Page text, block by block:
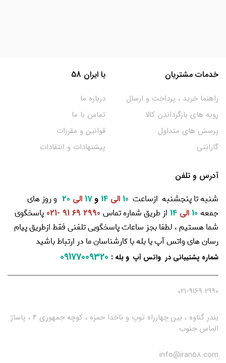
خدمات مشتریان
راهنما خرید ، پرداخت و ارسال
رویه های بازگرداندن کالا
پرسش های متداول
گارانتی
با ایران 58
درباره ما
تماس با ما
قوانین و مقررات
پیشنهادات و انتقادات
آدرس و تلفن
شنبه تا پنجشنبه ازساعت 10 الی و17 الی
و روز های
جمعه
الی از طریق شماره تماس 2990 69 91 -021
پاسخگوی
شما هستیم ، لطفا بجز ساعات پاسخگویی تلفنی فقط ازطریق پیام
رسان های واتس آپ یا بله با کارشناسان ما در ارتباط باشید
شماره پشتیبانی در واتس آپ و بله :
09177009320
2990 021-9169
بندر گناوه ، بین چهارراه توپ و ناخدا حمزه ، کوچه جمهوری 4 ، پاساژ
الماس جنوب
info@iran58.com